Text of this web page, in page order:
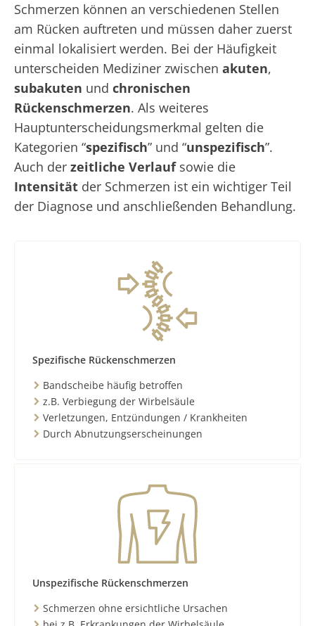
Schmerzen können an verschiedenen Stellen
am Rücken auftreten und müssen daher zuerst
einmal lokalisiert werden. Bei der Häufigkeit
unterscheiden Mediziner zwischen akuten,
subakuten und chronischen
Rückenschmerzen. Als weiteres
Hauptunterscheidungsmerkmal gelten die
Kategorien “spezifisch” und “unspezifisch”.
Auch der zeitliche Verlauf sowie die
Intensität der Schmerzen ist ein wichtiger Teil
der Diagnose und anschließenden Behandlung.
Spezifische Rückenschmerzen
Bandscheibe häufig betroffen
z.B. Verbiegung der Wirbelsäule
Verletzungen, Entzündungen / Krankheiten
Durch Abnutzungserscheinungen
Unspezifische Rückenschmerzen
Schmerzen ohne ersichtliche Ursachen